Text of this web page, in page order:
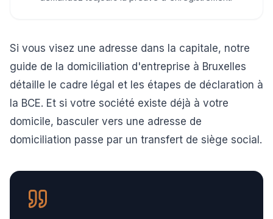
Si vous visez une adresse dans la capitale, notre
guide de la domiciliation d'entreprise à Bruxelles
détaille le cadre légal et les étapes de déclaration à
la BCE. Et si votre société existe déjà à votre
domicile, basculer vers une adresse de
domiciliation passe par un transfert de siège social .